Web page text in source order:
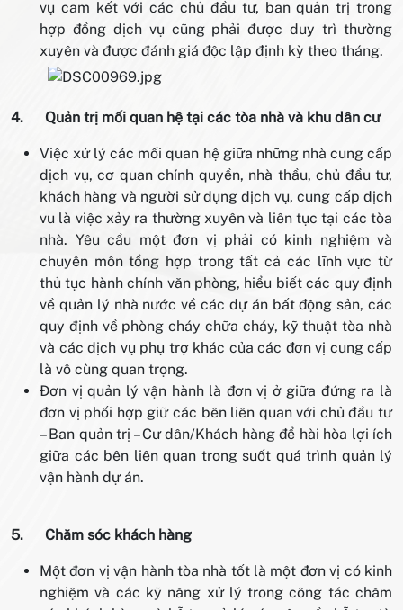
vụ cam kết với các chủ đầu tư, ban quản trị trong
hợp đồng dịch vụ cũng phải được duy trì thường
xuyên và được đánh giá độc lập định kỳ theo tháng.
4. Quản trị mối quan hệ tại các tòa nhà và khu dân cư
Việc xử lý các mối quan hệ giữa những nhà cung cấp
dịch vụ, cơ quan chính quyền, nhà thầu, chủ đầu tư,
khách hàng và người sử dụng dịch vụ, cung cấp dịch
vu là việc xảy ra thường xuyên và liên tục tại các tòa
nhà. Yêu cầu một đơn vị phải có kinh nghiệm và
chuyên môn tổng hợp trong tất cả các lĩnh vực từ
thủ tục hành chính văn phòng, hiểu biết các quy định
về quản lý nhà nước về các dự án bất động sản, các
quy định về phòng cháy chữa cháy, kỹ thuật tòa nhà
và các dịch vụ phụ trợ khác của các đơn vị cung cấp
là vô cùng quan trọng.
Đơn vị quản lý vận hành là đơn vị ở giữa đứng ra là
đơn vị phối hợp giữ các bên liên quan với chủ đầu tư
– Ban quản trị – Cư dân/Khách hàng để hài hòa lợi ích
giữa các bên liên quan trong suốt quá trình quản lý
vận hành dự án.
5. Chăm sóc khách hàng
Một đơn vị vận hành tòa nhà tốt là một đơn vị có kinh
nghiệm và các kỹ năng xử lý trong công tác chăm